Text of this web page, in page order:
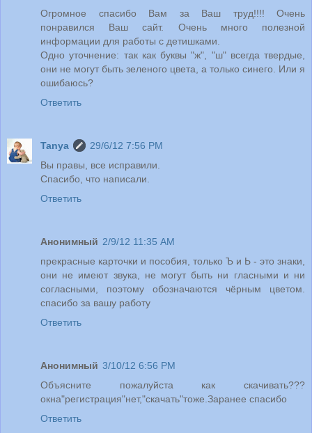
Огромное спасибо Вам за Ваш труд!!!! Очень
понравился Ваш сайт. Очень много полезной
информации для работы с детишками.
Одно уточнение: так как буквы "ж", "ш" всегда твердые,
они не могут быть зеленого цвета, а только синего. Или я
ошибаюсь?
Ответить
Tanya
29/6/12 7:56 PM
Вы правы, все исправили.
Спасибо, что написали.
Ответить
Анонимный 2/9/12 11:35 AM
прекрасные карточки и пособия, только Ъ и Ь - это знаки,
они не имеют звука, не могут быть ни гласными и ни
согласными, поэтому обозначаются чёрным цветом.
спасибо за вашу работу
Ответить
Анонимный 3/10/12 6:56 PM
Объясните пожалуйста как скачивать???
окна"регистрация"нет,"скачать"тоже.Заранее спасибо
Ответить